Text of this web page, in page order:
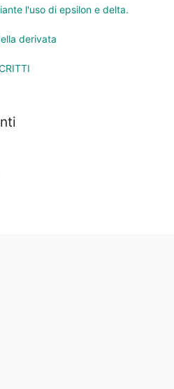
l'uso di epsilon e delta.
derivata